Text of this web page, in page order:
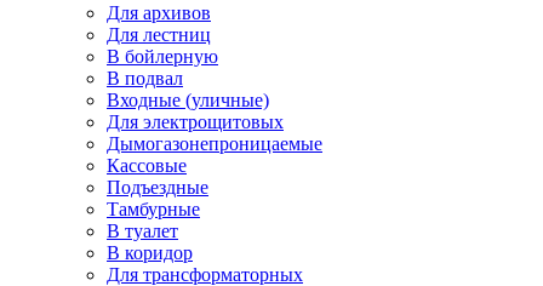
Для архивов
Для лестниц
В бойлерную
В подвал
Входные (уличные)
Для электрощитовых
Дымогазонепроницаемые
Кассовые
Подъездные
Тамбурные
В туалет
В коридор
Для трансформаторных